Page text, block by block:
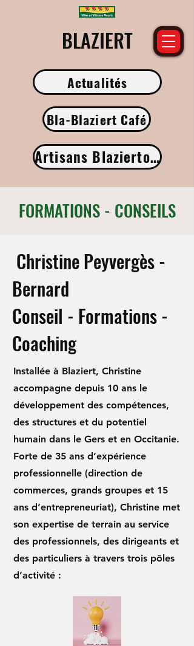
​BLAZIERT
Actualités
Bla-Blaziert Café
Artisans Blaziertois
FORMATIONS - CONSEILS
Christine Peyvergès -
Bernard
Conseil - Formations -
Coaching
Installée à Blaziert, Christine
accompagne depuis 10 ans le
développement des compétences,
des structures et du potentiel
humain dans le Gers et en Occitanie.
Forte de 35 ans d’expérience
professionnelle (direction de
commerces, grands groupes et 15
ans d’entrepreneuriat), Christine met
son expertise de terrain au service
des professionnels, des dirigeants et
des particuliers à travers trois pôles
d’activité :